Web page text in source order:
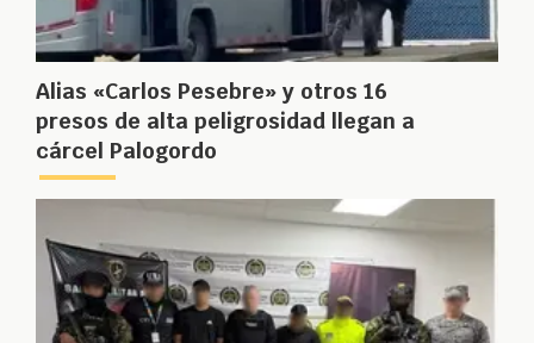
Alias «Carlos Pesebre» y otros 16
presos de alta peligrosidad llegan a
cárcel Palogordo